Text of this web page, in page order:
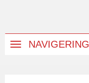
NAVIGERING